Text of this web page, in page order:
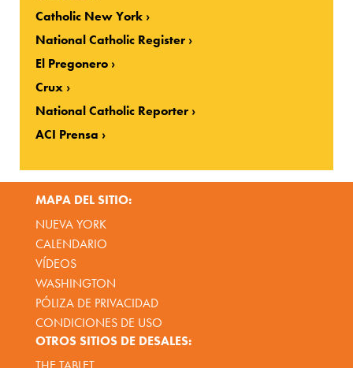
Catholic New York
National Catholic Register
El Pregonero
Crux
National Catholic Reporter
ACI Prensa
MAPA DEL SITIO:
NUEVA YORK
CALENDARIO
VÍDEOS
WASHINGTON
PÓLIZA DE PRIVACIDAD
CONDICIONES DE USO
OTROS SITIOS DE DESALES: